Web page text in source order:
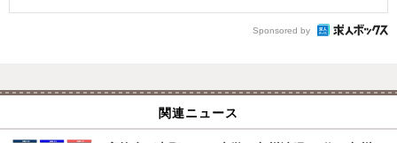
Sponsored by
関連ニュース